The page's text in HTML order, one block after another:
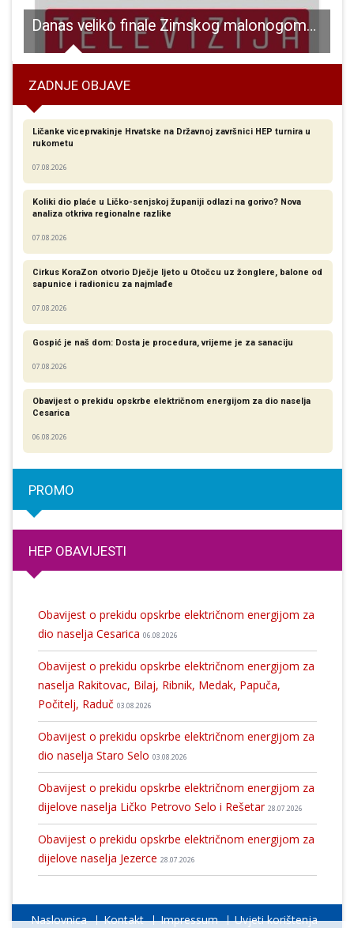
Danas veliko finale Zimskog malonogometnog turnira Gospić 2026!
ZADNJE OBJAVE
Ličanke viceprvakinje Hrvatske na Državnoj završnici HEP turnira u
rukometu
07.08.2026
Koliki dio plaće u Ličko-senjskoj županiji odlazi na gorivo? Nova
analiza otkriva regionalne razlike​
07.08.2026
Cirkus KoraZon otvorio Dječje ljeto u Otočcu uz žonglere, balone od
sapunice i radionicu za najmlađe
07.08.2026
Gospić je naš dom: Dosta je procedura, vrijeme je za sanaciju
07.08.2026
Obavijest o prekidu opskrbe električnom energijom za dio naselja
Cesarica
06.08.2026
PROMO
HEP OBAVIJESTI
Obavijest o prekidu opskrbe električnom energijom za
dio naselja Cesarica 06.08.2026
Obavijest o prekidu opskrbe električnom energijom za
naselja Rakitovac, Bilaj, Ribnik, Medak, Papuča,
Počitelj, Raduč 03.08.2026
Obavijest o prekidu opskrbe električnom energijom za
dio naselja Staro Selo 03.08.2026
Obavijest o prekidu opskrbe električnom energijom za
dijelove naselja Ličko Petrovo Selo i Rešetar 28.07.2026
Obavijest o prekidu opskrbe električnom energijom za
dijelove naselja Jezerce 28.07.2026
Naslovnica Kontakt Impressum Uvjeti korištenja